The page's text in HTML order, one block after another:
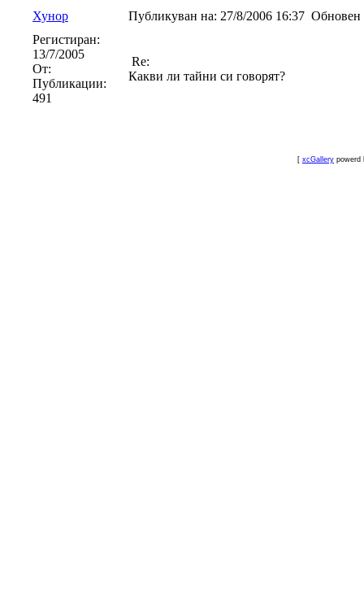
Хунор
Публикуван на: 27/8/2006 16:37 Обновен
Регистиран:
13/7/2005
От:
Публикации:
491
Re:
Какви ли тайни си говорят?
[ xcGallery